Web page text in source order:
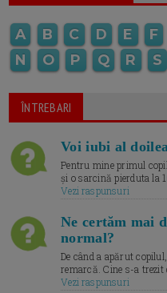
A B C D E F
N
O P Q R S
ÎNTREBARI
Voi iubi al
Pentru mine primul
și o sarcină pierduta la
Vezi raspunsuri
Ne certăm mai
normal?
De când a apărut
remarcă. Cine s-a
Vezi raspunsuri